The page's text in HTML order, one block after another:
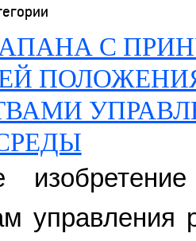
С
управления